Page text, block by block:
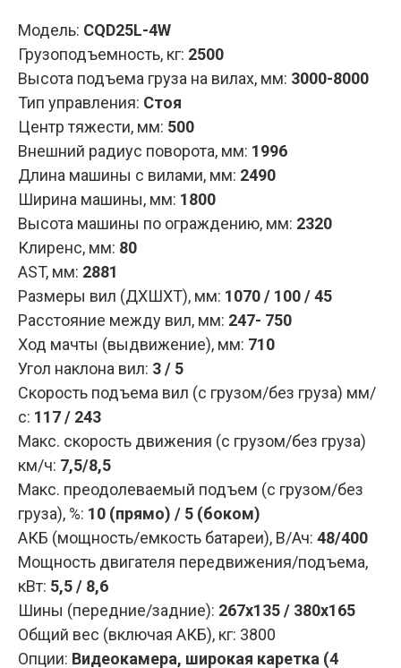
Модель: CQD25L-4W
Грузоподъемность, кг: 2500
Высота подъема груза на вилах, мм: 3000-8000
Тип управления: Стоя
Центр тяжести, мм: 500
Внешний радиус поворота, мм: 1996
Длина машины с вилами, мм: 2490
Ширина машины, мм: 1800
Высота машины по ограждению, мм: 2320
Клиренс, мм: 80
AST, мм: 2881
Размеры вил (ДXШXТ), мм: 1070 / 100 / 45
Расстояние между вил, мм: 247- 750
Ход мачты (выдвижение), мм: 710
Угол наклона вил: 3 / 5
Скорость подъема вил (с грузом/без груза) мм/
с: 117 / 243
Макс. скорость движения (с грузом/без груза)
км/ч: 7,5/8,5
Макс. преодолеваемый подъем (с грузом/без
груза), %: 10 (прямо) / 5 (боком)
АКБ (мощность/емкость батареи), В/Ач: 48/400
Мощность двигателя передвижения/подъема,
кВт: 5,5 / 8,6
Шины (передние/задние): 267x135 / 380x165
Общий вес (включая АКБ), кг: 3800
Опции: Видеокамера, широкая каретка (4